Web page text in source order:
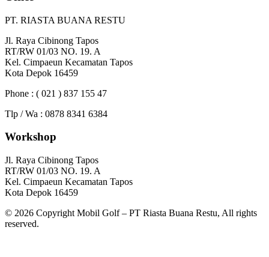
PT. RIASTA BUANA RESTU
Jl. Raya Cibinong Tapos
RT/RW 01/03 NO. 19. A
Kel. Cimpaeun Kecamatan Tapos
Kota Depok 16459
Phone : ( 021 ) 837 155 47
Tlp / Wa : 0878 8341 6384
Workshop
Jl. Raya Cibinong Tapos
RT/RW 01/03 NO. 19. A
Kel. Cimpaeun Kecamatan Tapos
Kota Depok 16459
© 2026 Copyright Mobil Golf – PT Riasta Buana Restu, All rights
reserved.